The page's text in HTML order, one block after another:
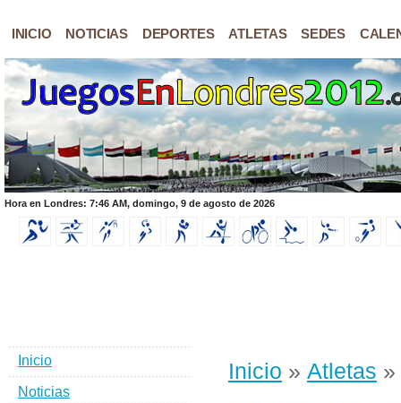
INICIO NOTICIAS DEPORTES ATLETAS SEDES
Hora en Londres: 7:46 AM, domingo, 9 de agosto de 2026
Inicio » Atletas »
Inicio
Noticias